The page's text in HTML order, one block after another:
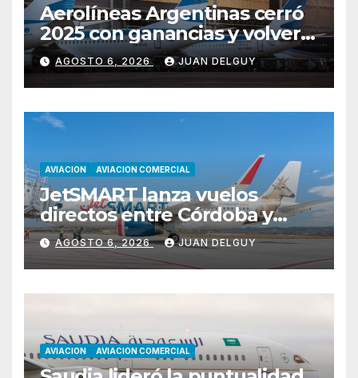
Aerolíneas Argentinas cerró
2025 con ganancias y volverá
a pagar impuesto a las
ganancias
AGOSTO 6, 2026 JUAN DELGUY
AVIACION AVIACION COMERCIAL
JetSMART lanza vuelos
directos entre Córdoba y
Florianópolis
AGOSTO 6, 2026 JUAN DELGUY
AVIACION AVIACION COMERCIAL